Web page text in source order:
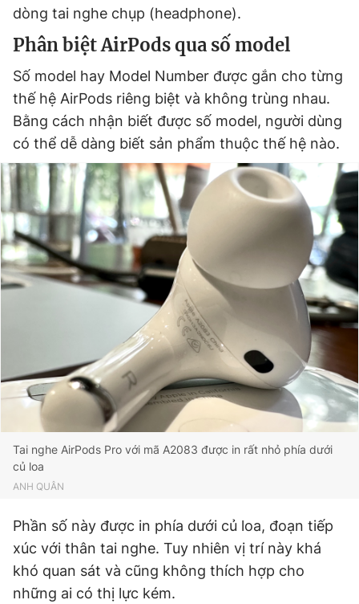
dòng tai nghe chụp (headphone).
Phân biệt AirPods qua số model
Số model hay Model Number được gắn cho từng
thế hệ AirPods riêng biệt và không trùng nhau.
Bằng cách nhận biết được số model, người dùng
có thể dễ dàng biết sản phẩm thuộc thế hệ nào.
Tai nghe AirPods Pro với mã A2083 được in rất nhỏ phía dưới
củ loa
ANH QUÂN
Phần số này được in phía dưới củ loa, đoạn tiếp
xúc với thân tai nghe. Tuy nhiên vị trí này khá
khó quan sát và cũng không thích hợp cho
những ai có thị lực kém.